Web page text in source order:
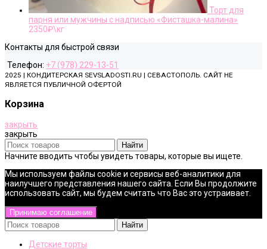
Торт для
парня или мужчины с надписью «Фисташка-малина»
2350₽\кг
Контакты для быстрой связи
Телефон: +7 (978) 229-13-51
2025 | КОНДИТЕРСКАЯ SEVSLADOSTI.RU | СЕВАСТОПОЛЬ. САЙТ НЕ
ЯВЛЯЕТСЯ ПУБЛИЧНОЙ ОФЕРТОЙ
Корзина
закрыть
закрыть
Найти
Начните вводить чтобы увидеть товары, которые вы ищете.
Мы используем файлы cookie и сервисы веб-аналитики для
наилучшего представления нашего сайта. Если Вы продолжите
использовать сайт, мы будем считать что Вас это устраивает.
Принимаю соглашение
Найти
Детские торты